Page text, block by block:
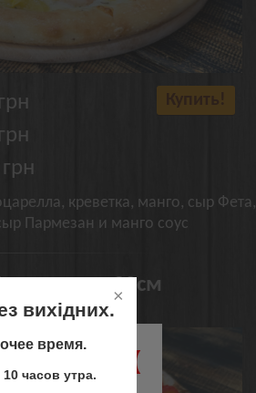
вихідних.
время.
часов утра.
Одеса :(
креветка, манго, сыр Фета,
Пармезан и манго соус
30см